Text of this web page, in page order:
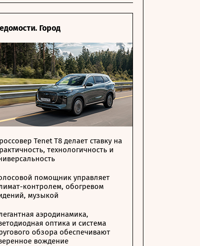
Город
Tenet T8 делает ставку на
технологичность и
помощник управляет
контролем, обогревом
музыкой
аэродинамика,
оптика и система
обзора обеспечивают
вождение